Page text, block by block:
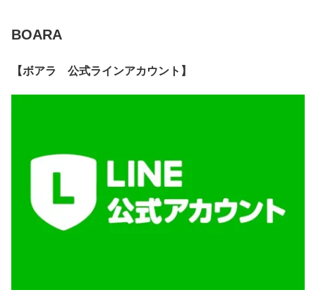
BOARA
【ボアラ 公式ラインアカウント】